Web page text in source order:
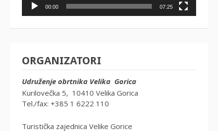
00:00 07:25
ORGANIZATORI
Udruženje obrtnika Velika Gorica
Kurilovečka 5, 10410 Velika Gorica
Tel./fax: +385 1 6222 110
Turistička zajednica Velike Gorice